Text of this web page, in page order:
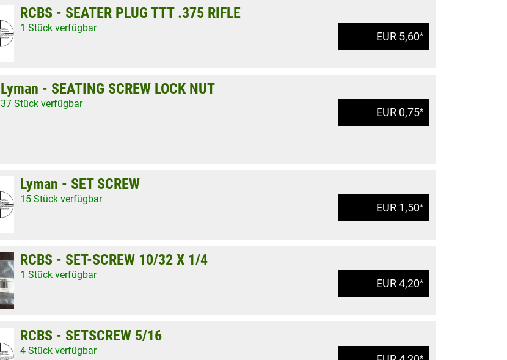
EUR 5,60*
RCBS - SEATER PLUG TTT .375 RIFLE
1 Stück verfügbar
EUR 0,75*
Lyman - SEATING SCREW LOCK NUT
37 Stück verfügbar
EUR 1,50*
Lyman - SET SCREW
15 Stück verfügbar
EUR 4,20*
RCBS - SET-SCREW 10/32 X 1/4
1 Stück verfügbar
*
RCBS - SETSCREW 5/16
4 Stück verfügbar